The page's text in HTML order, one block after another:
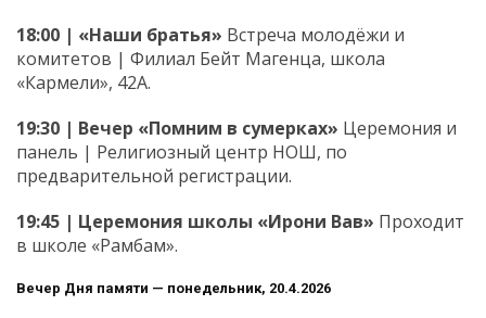
18:00 | «Наши братья» Встреча молодёжи и
комитетов | Филиал Бейт Магенца, школа
«Кармели», 42А.
19:30 | Вечер «Помним в сумерках» Церемония и
панель | Религиозный центр НОШ, по
предварительной регистрации.
19:45 | Церемония школы «Ирони Вав» Проходит
в школе «Рамбам».
Вечер Дня памяти — понедельник, 20.4.2026